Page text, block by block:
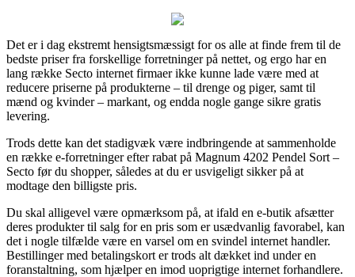
Det er i dag ekstremt hensigtsmæssigt for os alle at finde frem til de
bedste priser fra forskellige forretninger på nettet, og ergo har en
lang række Secto internet firmaer ikke kunne lade være med at
reducere priserne på produkterne – til drenge og piger, samt til
mænd og kvinder – markant, og endda nogle gange sikre gratis
levering.
Trods dette kan det stadigvæk være indbringende at sammenholde
en række e-forretninger efter rabat på Magnum 4202 Pendel Sort –
Secto før du shopper, således at du er usvigeligt sikker på at
modtage den billigste pris.
Du skal alligevel være opmærksom på, at ifald en e-butik afsætter
deres produkter til salg for en pris som er usædvanlig favorabel, kan
det i nogle tilfælde være en varsel om en svindel internet handler.
Bestillinger med betalingskort er trods alt dækket ind under en
foranstaltning, som hjælper en imod uoprigtige internet forhandlere.